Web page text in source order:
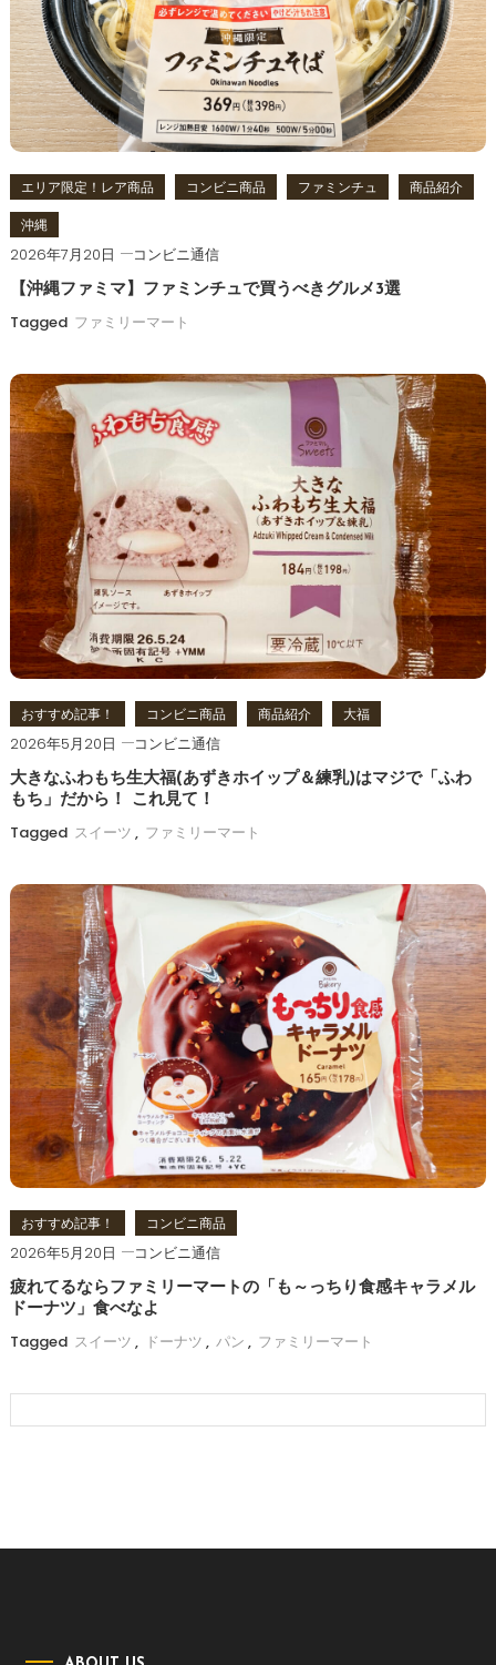
シ
ョ
ン
エリア限定！レア商品 コンビニ商品 ファミンチュ
商品紹介
沖縄
2026年7月20日 コンビニ通信
【沖縄ファミマ】ファミンチュで買うべきグルメ3選
Tagged ファミリーマート
おすすめ記事！ コンビニ商品 商品紹介 大福
2026年5月20日 コンビニ通信
大きなふわもち生大福(あずきホイップ＆練乳)はマジで「ふわ
もち」だから！ これ見て！
Tagged スイーツ , ファミリーマート
おすすめ記事！ コンビニ商品
2026年5月20日 コンビニ通信
疲れてるならファミリーマートの「も～っちり食感キャラメル
ドーナツ」食べなよ
Tagged スイーツ , ドーナツ , パン , ファミリーマート